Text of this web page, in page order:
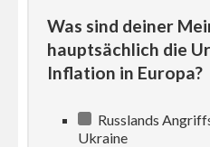
Was sind deiner
hauptsächlich die
Inflation in Europa?
Russlands
Ukraine